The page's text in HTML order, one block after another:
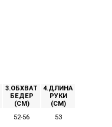
3.ОБХВАТ
БЕДЕР
(СМ)
4.ДЛИНА
РУКИ
(СМ)
52-56
53